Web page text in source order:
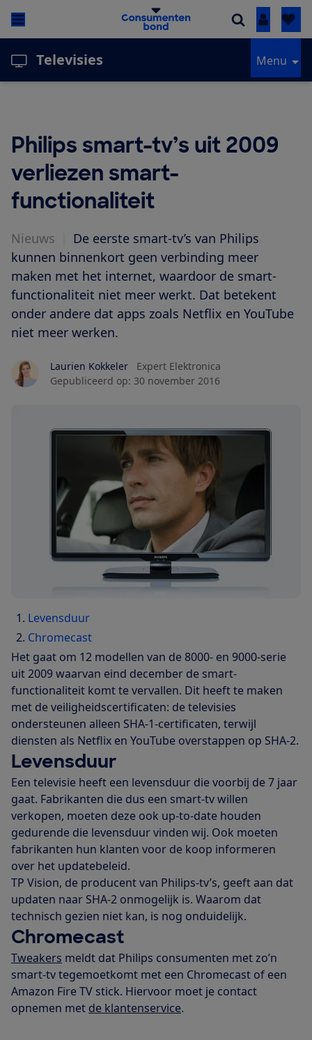
Inloggen
Televisies Menu
Philips smart-tv’s uit 2009
verliezen smart-
functionaliteit
Nieuws
De eerste smart-tv’s van Philips
kunnen binnenkort geen verbinding meer
maken met het internet, waardoor de smart-
functionaliteit niet meer werkt. Dat betekent
onder andere dat apps zoals Netflix en YouTube
niet meer werken.
Laurien Kokkeler
Expert Elektronica
Gepubliceerd op: 30 november 2016
Levensduur
Chromecast
Het gaat om 12 modellen van de 8000- en 9000-serie
uit 2009 waarvan eind december de smart-
functionaliteit komt te vervallen. Dit heeft te maken
met de veiligheidscertificaten: de televisies
ondersteunen alleen SHA-1-certificaten, terwijl
diensten als Netflix en YouTube overstappen op SHA-2.
Levensduur
Een televisie heeft een levensduur die voorbij de 7 jaar
gaat. Fabrikanten die dus een smart-tv willen
verkopen, moeten deze ook up-to-date houden
gedurende die levensduur vinden wij. Ook moeten
fabrikanten hun klanten voor de koop informeren
over het updatebeleid.
TP Vision, de producent van Philips-tv’s, geeft aan dat
updaten naar SHA-2 onmogelijk is. Waarom dat
technisch gezien niet kan, is nog onduidelijk.
Chromecast
Tweakers meldt dat Philips consumenten met zo’n
smart-tv tegemoetkomt met een Chromecast of een
Amazon Fire TV stick. Hiervoor moet je contact
opnemen met de klantenservice.